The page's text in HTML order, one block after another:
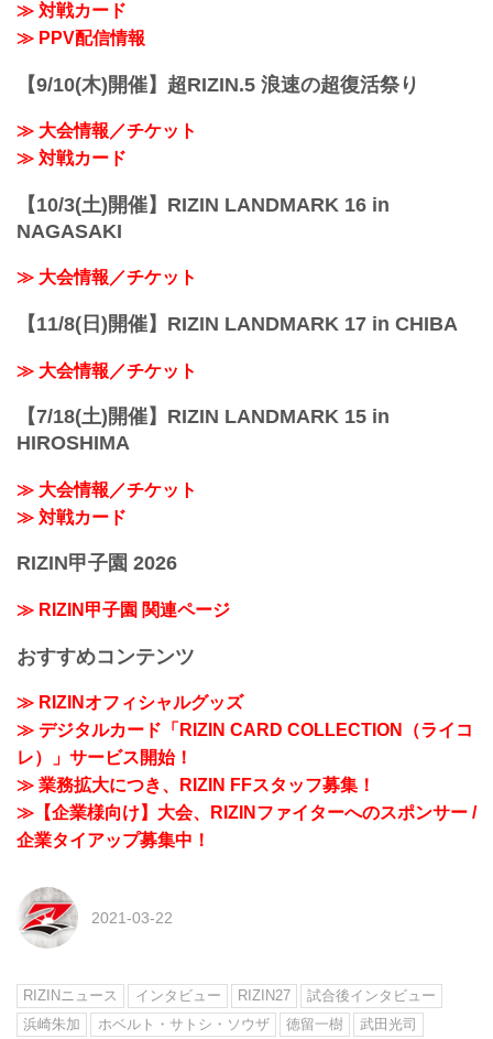
1R 1分44秒 S（タップアウト：三角絞
め）
≫ 対戦カード
≫ PPV配信情報
【9/10(木)開催】超RIZIN.5 浪速の超復活祭り
≫ 大会情報／チケット
≫ 対戦カード
【10/3(土)開催】RIZIN LANDMARK 16 in
NAGASAKI
≫ 大会情報／チケット
【11/8(日)開催】RIZIN LANDMARK 17 in CHIBA
≫ 大会情報／チケット
【7/18(土)開催】RIZIN LANDMARK 15 in
HIROSHIMA
≫ 大会情報／チケット
≫ 対戦カード
RIZIN甲子園 2026
≫ RIZIN甲子園 関連ページ
おすすめコンテンツ
≫ RIZINオフィシャルグッズ
≫ デジタルカード「RIZIN CARD COLLECTION（ライコ
レ）」サービス開始！
≫ 業務拡大につき、RIZIN FFスタッフ募集！
≫【企業様向け】大会、RIZINファイターへのスポンサー /
企業タイアップ募集中！
2021-03-22
RIZINニュース インタビュー RIZIN27
試合後インタビュー
浜崎朱加
ホベルト・サトシ・ソウザ 徳留一樹 武田光司